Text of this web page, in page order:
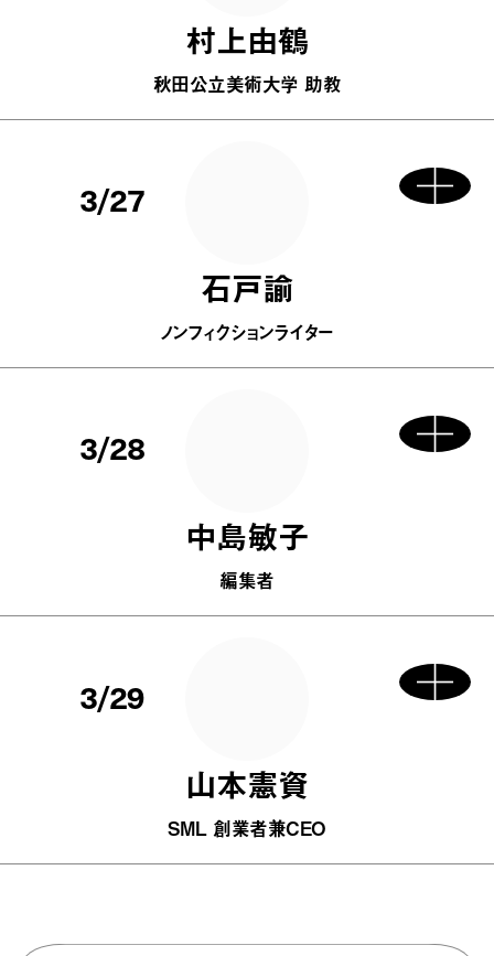
村上由鶴
秋田公立美術大学 助教
3/27
石戸諭
ノンフィクションライター
3/28
中島敏子
編集者
3/29
山本憲資
SML 創業者兼CEO